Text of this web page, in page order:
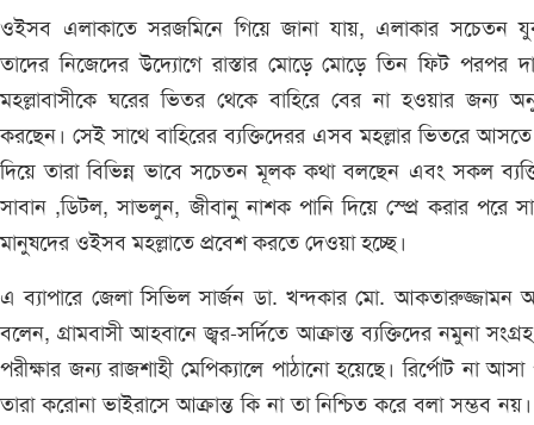
ওইসব এলাকাতে সরজমিনে গিয়ে জানা যায়, এলাকার সচেতন
তাদের নিজেদের উদ্যোগে রাস্তার মোড়ে মোড়ে তিন ফিট পরপর
মহল্লাবাসীকে ঘরের ভিতর থেকে বাহিরে বের না হওয়ার জন্য
করছেন। সেই সাথে বাহিরের ব্যক্তিদেরর এসব মহল্লার ভিতরে আসতে
দিয়ে তারা বিভিন্ন ভাবে সচেতন মূলক কথা বলছেন এবং সকল
সাবান ,ডিটল, সাভলুন, জীবানু নাশক পানি দিয়ে স্প্রে করার পরে
মানুষদের ওইসব মহল্লাতে প্রবেশ করতে দেওয়া হচ্ছে।
এ ব্যাপারে জেলা সিভিল সার্জন ডা. খন্দকার মো. আকতারুজ্জামন
বলেন, গ্রামবাসী আহবানে জ্বর-সর্দিতে আক্রান্ত ব্যক্তিদের নমুনা
পরীক্ষার জন্য রাজশাহী মেপিক্যালে পাঠানো হয়েছে। রির্পোট না আসা
তারা করোনা ভাইরাসে আক্রান্ত কি না তা নিশ্চিত করে বলা সম্ভব